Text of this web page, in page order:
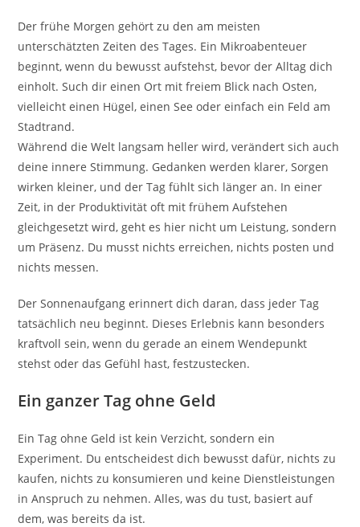
Der frühe Morgen gehört zu den am meisten
unterschätzten Zeiten des Tages. Ein Mikroabenteuer
beginnt, wenn du bewusst aufstehst, bevor der Alltag dich
einholt. Such dir einen Ort mit freiem Blick nach Osten,
vielleicht einen Hügel, einen See oder einfach ein Feld am
Stadtrand.
Während die Welt langsam heller wird, verändert sich auch
deine innere Stimmung. Gedanken werden klarer, Sorgen
wirken kleiner, und der Tag fühlt sich länger an. In einer
Zeit, in der Produktivität oft mit frühem Aufstehen
gleichgesetzt wird, geht es hier nicht um Leistung, sondern
um Präsenz. Du musst nichts erreichen, nichts posten und
nichts messen.
Der Sonnenaufgang erinnert dich daran, dass jeder Tag
tatsächlich neu beginnt. Dieses Erlebnis kann besonders
kraftvoll sein, wenn du gerade an einem Wendepunkt
stehst oder das Gefühl hast, festzustecken.
Ein ganzer Tag ohne Geld
Ein Tag ohne Geld ist kein Verzicht, sondern ein
Experiment. Du entscheidest dich bewusst dafür, nichts zu
kaufen, nichts zu konsumieren und keine Dienstleistungen
in Anspruch zu nehmen. Alles, was du tust, basiert auf
dem, was bereits da ist.